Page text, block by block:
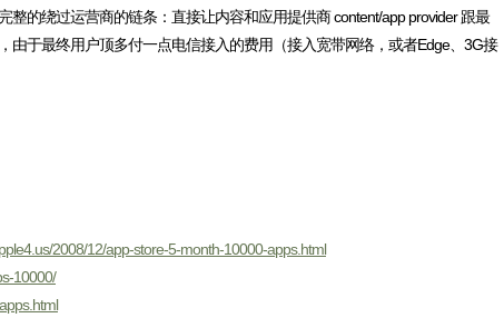
的绕过运营商的链条：直接让内容和应用提供商 content/app provider 跟最
由于最终用户顶多付一点电信接入的费用（接入宽带网络，或者Edge、3G接
2008/12/app-store-5-month-10000-apps.html
10000/